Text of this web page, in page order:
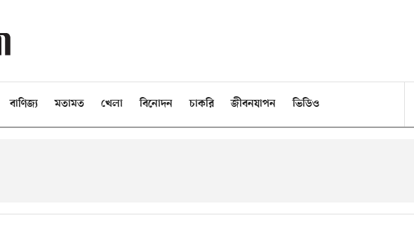
বাণিজ্য মতামত খেলা বিনোদন চাকরি জীবনযাপন ভিডিও